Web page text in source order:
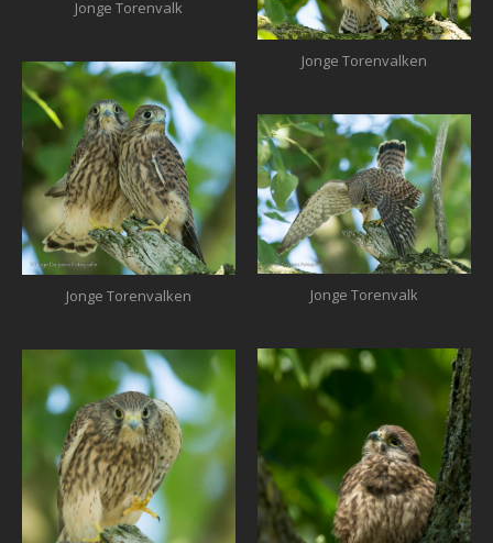
Jonge Torenvalk
Jonge Torenvalken
Jonge Torenvalken
Jonge Torenvalk